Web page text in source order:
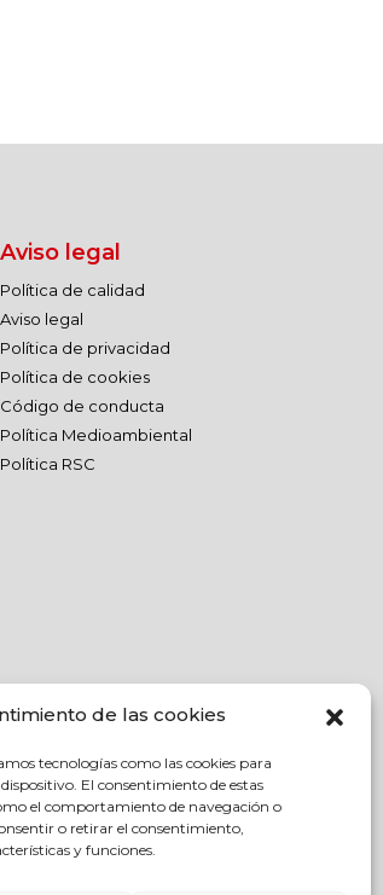
de las cookies
tecnologías como las cookies para
El consentimiento de estas
el comportamiento de navegación o
o retirar el consentimiento,
y funciones.
Aviso legal
Política de calidad
Aviso legal
Política de privacidad
Política de cookies
Código de conducta
Política Medioambiental
Política RSC